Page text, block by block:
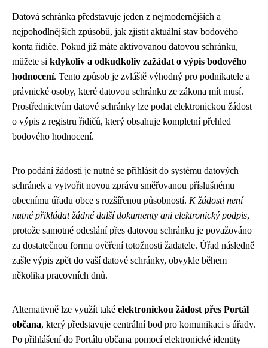
Datová schránka představuje jeden z nejmodernějších a
nejpohodlnějších způsobů, jak zjistit aktuální stav bodového
konta řidiče. Pokud již máte aktivovanou datovou schránku,
můžete si kdykoliv a odkudkoliv zažádat o výpis bodového
hodnocení. Tento způsob je zvláště výhodný pro podnikatele a
právnické osoby, které datovou schránku ze zákona mít musí.
Prostřednictvím datové schránky lze podat elektronickou žádost
o výpis z registru řidičů, který obsahuje kompletní přehled
bodového hodnocení.
Pro podání žádosti je nutné se přihlásit do systému datových
schránek a vytvořit novou zprávu směřovanou příslušnému
obecnímu úřadu obce s rozšířenou působností. K žádosti není
nutné přikládat žádné další dokumenty ani elektronický podpis,
protože samotné odeslání přes datovou schránku je považováno
za dostatečnou formu ověření totožnosti žadatele. Úřad následně
zašle výpis zpět do vaší datové schránky, obvykle během
několika pracovních dnů.
Alternativně lze využít také elektronickou žádost přes Portál
občana, který představuje centrální bod pro komunikaci s úřady.
Po přihlášení do Portálu občana pomocí elektronické identity